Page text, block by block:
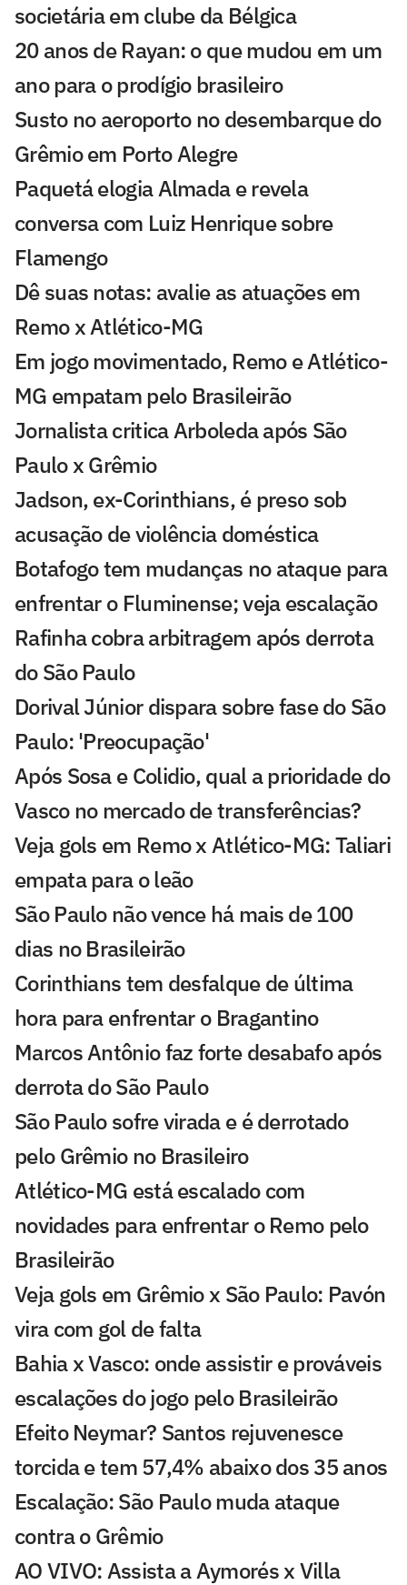
societária em clube da Bélgica
20 anos de Rayan: o que mudou em um
ano para o prodígio brasileiro
Susto no aeroporto no desembarque do
Grêmio em Porto Alegre
Paquetá elogia Almada e revela
conversa com Luiz Henrique sobre
Flamengo
Dê suas notas: avalie as atuações em
Remo x Atlético-MG
Em jogo movimentado, Remo e Atlético-
MG empatam pelo Brasileirão
Jornalista critica Arboleda após São
Paulo x Grêmio
Jadson, ex-Corinthians, é preso sob
acusação de violência doméstica
Botafogo tem mudanças no ataque para
enfrentar o Fluminense; veja escalação
Rafinha cobra arbitragem após derrota
do São Paulo
Dorival Júnior dispara sobre fase do São
Paulo: 'Preocupação'
Após Sosa e Colidio, qual a prioridade do
Vasco no mercado de transferências?
Veja gols em Remo x Atlético-MG: Taliari
empata para o leão
São Paulo não vence há mais de 100
dias no Brasileirão
Corinthians tem desfalque de última
hora para enfrentar o Bragantino
Marcos Antônio faz forte desabafo após
derrota do São Paulo
São Paulo sofre virada e é derrotado
pelo Grêmio no Brasileiro
Atlético-MG está escalado com
novidades para enfrentar o Remo pelo
Brasileirão
Veja gols em Grêmio x São Paulo: Pavón
vira com gol de falta
Bahia x Vasco: onde assistir e prováveis
escalações do jogo pelo Brasileirão
Efeito Neymar? Santos rejuvenesce
torcida e tem 57,4% abaixo dos 35 anos
Escalação: São Paulo muda ataque
contra o Grêmio
AO VIVO: Assista a Aymorés x Villa